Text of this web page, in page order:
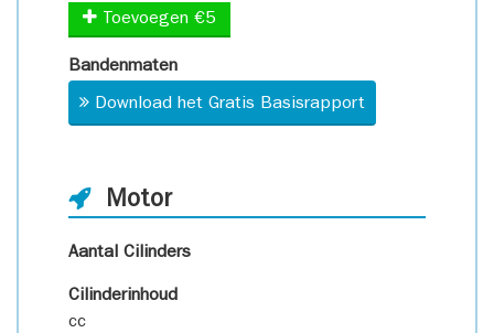
Toevoegen €5
Bandenmaten
Download het Gratis Basisrapport
Motor
Aantal Cilinders
Cilinderinhoud
cc